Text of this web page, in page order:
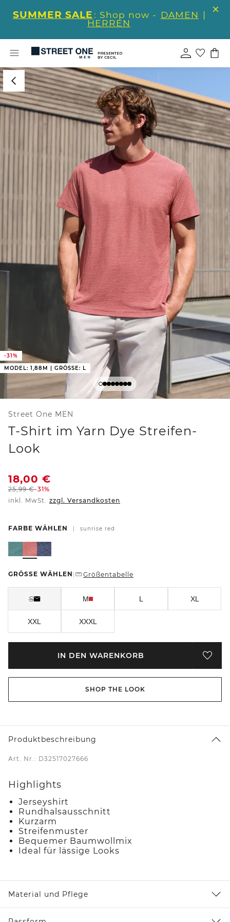
SUMMER SALE : Shop now - DAMEN |
HERREN
-31%
MODEL: 1,88M | GRÖSSE: L
Street One MEN
T-Shirt im Yarn Dye Streifen-
Look
18,00 €
25,99€-31%
inkl. MwSt. zzgl. Versandkosten
FARBE WÄHLEN | sunrise red
GRÖSSE WÄHLEN | Größentabelle
S M L XL
XXL XXXL
IN DEN WARENKORB
SHOP THE LOOK
Produktbeschreibung
Art. Nr.: D32517027666
Highlights
Jerseyshirt
Rundhalsausschnitt
Kurzarm
Streifenmuster
Bequemer Baumwollmix
Ideal für lässige Looks
Material und Pflege